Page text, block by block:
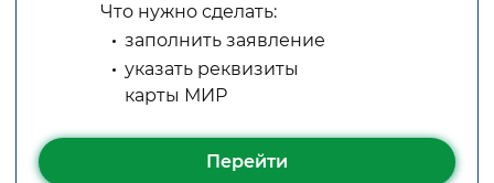
Что нужно сделать:
заполнить заявление
указать реквизиты
карты МИР
Перейти